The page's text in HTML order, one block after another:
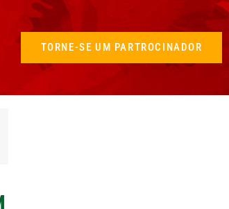
TORNE-SE UM PARTROCINADOR